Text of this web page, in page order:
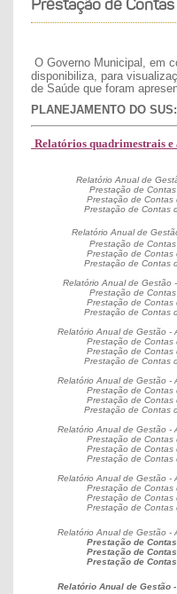
Prestação de Contas
O Governo Municipal, em
disponibiliza, para
de Saúde que foram
PLANEJAMENTO DO
Relatórios quadrimestrais e
Relatório Anual de Gestão
Prestação de Contas do
Prestação de Contas do
Prestação de Contas do
Relatório Anual de
Prestação de Contas do
Prestação de Contas do
Prestação de Contas do
Relatório Anual de Gestão -
Prestação de Contas do
Prestação de Contas do
Prestação de Contas do
Relatório Anual de Gestão -
Prestação de Contas do
Prestação de Contas do
Prestação de Contas do
Relatório Anual de Gestão -
Prestação de Contas do
Prestação de Contas do
Prestação de Contas do
Relatório Anual de Gestão -
Prestação de Contas do
Prestação de Contas do
Prestação de Contas do
Relatório Anual de Gestão -
Prestação de Contas
Prestação de Contas
Prestação de Contas
Relatório Anual de Gestão -
Prestação de
Prestação de
Prestação de
Relatório Anual de Gestão